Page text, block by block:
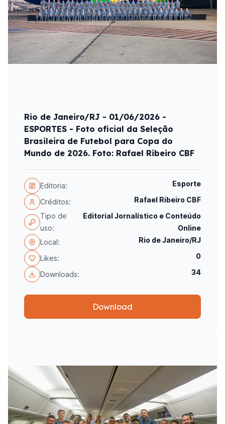
Rio de Janeiro/RJ - 01/06/2026 -
ESPORTES - Foto oficial da Seleção
Brasileira de Futebol para Copa do
Mundo de 2026. Foto: Rafael Ribeiro CBF
Editoria: Esporte
Créditos:
Rafael Ribeiro CBF
Tipo de
uso:
Editorial Jornalístico e Conteúdo
Online
Local:
Rio de Janeiro/RJ
Likes: 0
Downloads: 34
Download